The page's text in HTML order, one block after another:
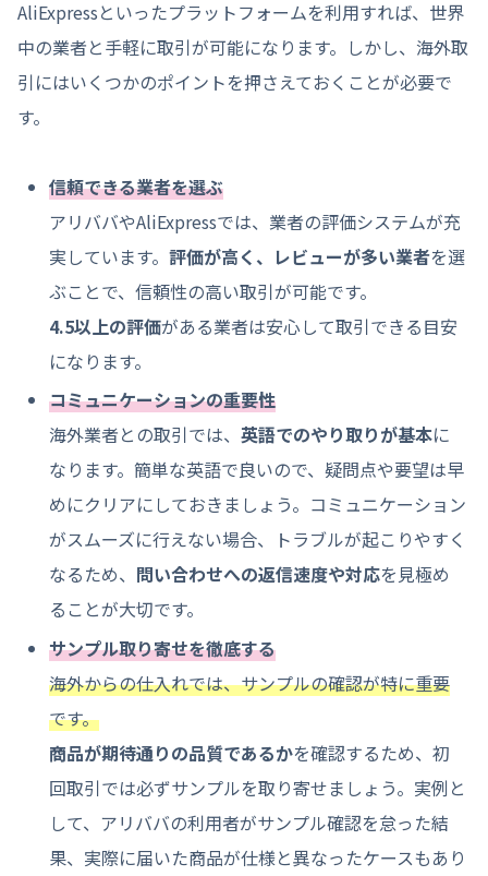
AliExpressといったプラットフォームを利用すれば、世界
中の業者と手軽に取引が可能になります。しかし、海外取
引にはいくつかのポイントを押さえておくことが必要で
す。
信頼できる業者を選ぶ
アリババやAliExpressでは、業者の評価システムが充
実しています。評価が高く、レビューが多い業者を選
ぶことで、信頼性の高い取引が可能です。
4.5以上の評価がある業者は安心して取引できる目安
になります。
コミュニケーションの重要性
海外業者との取引では、英語でのやり取りが基本に
なります。簡単な英語で良いので、疑問点や要望は早
めにクリアにしておきましょう。コミュニケーション
がスムーズに行えない場合、トラブルが起こりやすく
なるため、 問い合わせへの返信速度や対応を見極め
ることが大切です。
サンプル取り寄せを徹底する
海外からの仕入れでは、サンプルの確認が特に重要
です。
商品が期待通りの品質であるかを確認するため、初
回取引では必ずサンプルを取り寄せましょう。実例と
して、アリババの利用者がサンプル確認を怠った結
果、実際に届いた商品が仕様と異なったケースもあり